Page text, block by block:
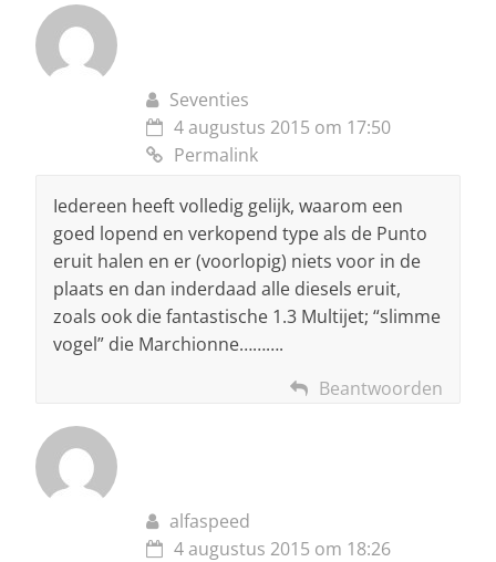
Seventies
4 augustus 2015 om 17:50
Permalink
Iedereen heeft volledig gelijk, waarom een
goed lopend en verkopend type als de Punto
eruit halen en er (voorlopig) niets voor in de
plaats en dan inderdaad alle diesels eruit,
zoals ook die fantastische 1.3 Multijet; “slimme
vogel” die Marchionne……….
Beantwoorden
alfaspeed
4 augustus 2015 om 18:26